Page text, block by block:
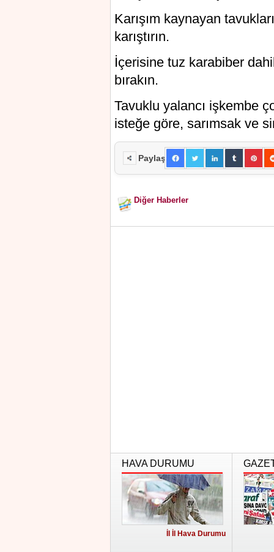
Karışım kaynayan
karıştırın.
İçerisine tuz karabiber
bırakın.
Tavuklu yalancı işkembe
isteğe göre, sarımsak ve
Paylaş
Diğer Haberler
HAVA DURUMU
İl İl Hava Durumu